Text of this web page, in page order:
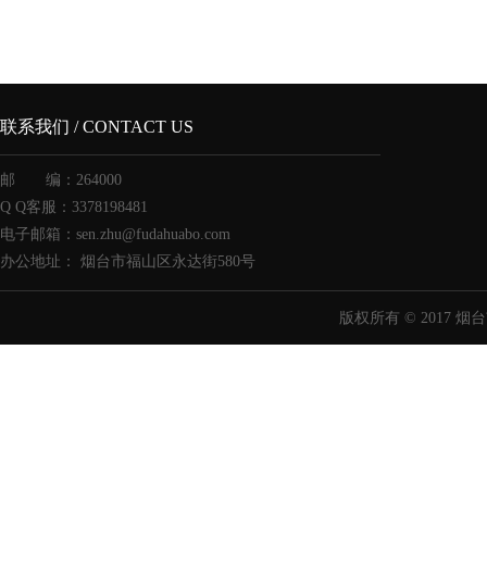
联系我们 / CONTACT US
邮 编：264000
Q Q客服：3378198481
电子邮箱：sen.zhu@fudahuabo.com
办公地址： 烟台市福山区永达街580号
版权所有 © 2017 烟